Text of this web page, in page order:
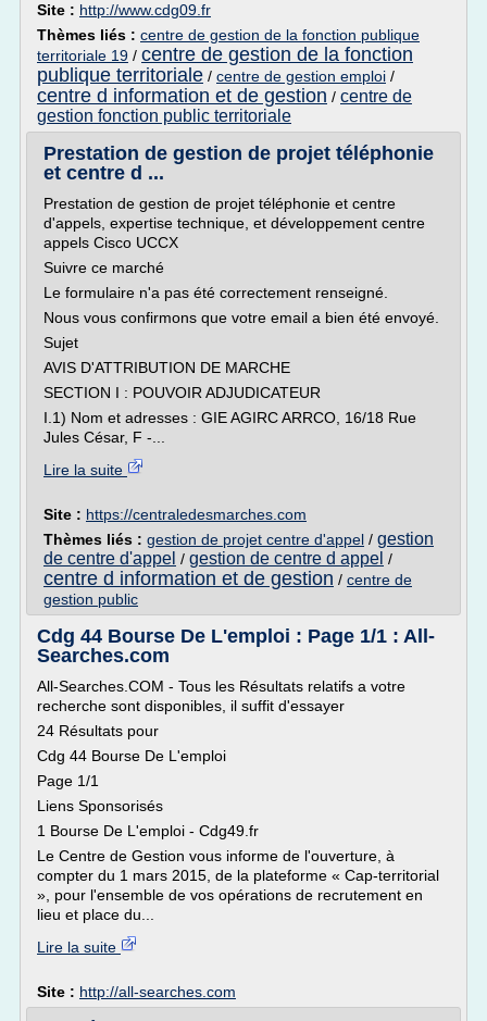
Site : http://www.cdg09.fr
Thèmes liés : centre de gestion de la fonction publique
territoriale 19 / centre de gestion de la fonction
publique territoriale / centre de gestion emploi /
centre d information et de gestion / centre de
gestion fonction public territoriale
Prestation de gestion de projet téléphonie
et centre d ...
Prestation de gestion de projet téléphonie et centre
d'appels, expertise technique, et développement centre
appels Cisco UCCX
Suivre ce marché
Le formulaire n'a pas été correctement renseigné.
Nous vous confirmons que votre email a bien été envoyé.
Sujet
AVIS D'ATTRIBUTION DE MARCHE
SECTION I : POUVOIR ADJUDICATEUR
I.1) Nom et adresses : GIE AGIRC ARRCO, 16/18 Rue
Jules César, F -...
Lire la suite
Site : https://centraledesmarches.com
Thèmes liés : gestion de projet centre d'appel / gestion
de centre d'appel / gestion de centre d appel /
centre d information et de gestion / centre de
gestion public
Cdg 44 Bourse De L'emploi : Page 1/1 : All-
Searches.com
All-Searches.COM - Tous les Résultats relatifs a votre
recherche sont disponibles, il suffit d'essayer
24 Résultats pour
Cdg 44 Bourse De L'emploi
Page 1/1
Liens Sponsorisés
1 Bourse De L'emploi - Cdg49.fr
Le Centre de Gestion vous informe de l'ouverture, à
compter du 1 mars 2015, de la plateforme « Cap-territorial
», pour l'ensemble de vos opérations de recrutement en
lieu et place du...
Lire la suite
Site : http://all-searches.com